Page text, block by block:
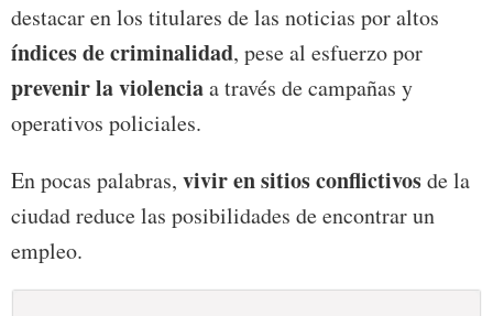
destacar en los titulares de las noticias por altos
índices de criminalidad, pese al esfuerzo por
prevenir la violenciaa través de campañas y
operativos policiales.
En pocas palabras, vivir en sitios conflictivosde la
ciudad reduce las posibilidades de encontrar un
empleo.